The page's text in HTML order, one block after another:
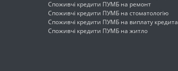
Споживчі кредити ПУМБ на ремонт
Споживчі кредити ПУМБ на стоматологію
Споживчі кредити ПУМБ на виплату кредита
Споживчі кредити ПУМБ на житло